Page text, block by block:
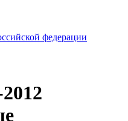
федерации